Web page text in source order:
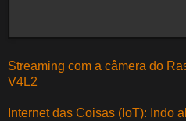
Streaming com a câmera do
V4L2
Internet das Coisas (IoT): Indo